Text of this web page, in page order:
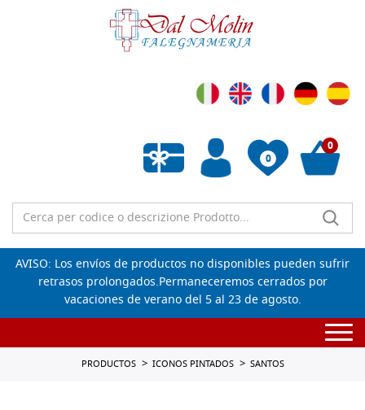
0
Lista de deseos vacía
0
AVISO: Los envíos de productos no disponibles pueden sufrir
retrasos prolongados.Permaneceremos cerrados por
vacaciones de verano del 5 al 23 de agosto.
PRODUCTOS ICONOS PINTADOS SANTOS